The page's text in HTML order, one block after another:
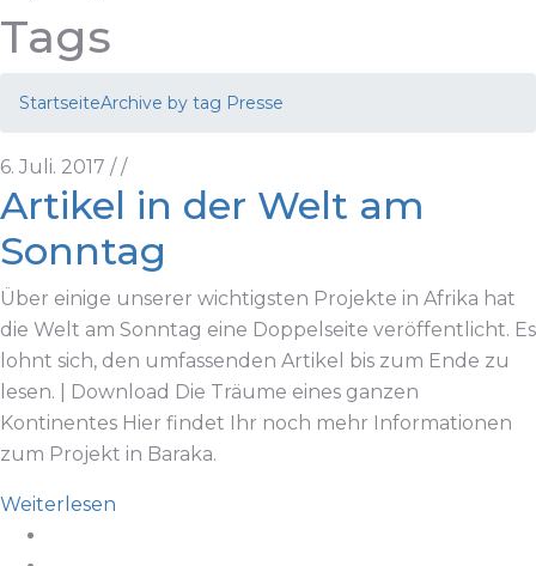
Tags
StartseiteArchive by tag Presse
6. Juli. 2017 / /
Artikel in der Welt am
Sonntag
Über einige unserer wichtigsten Projekte in Afrika hat
die Welt am Sonntag eine Doppelseite veröffentlicht. Es
lohnt sich, den umfassenden Artikel bis zum Ende zu
lesen. | Download Die Träume eines ganzen
Kontinentes Hier findet Ihr noch mehr Informationen
zum Projekt in Baraka.
Weiterlesen